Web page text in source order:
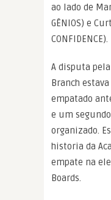
ao lado de
GÊNIOS) e
CONFIDENCE).
A disputa
Branch
empatado
e um
organizado.
historia da
empate na
Boards.